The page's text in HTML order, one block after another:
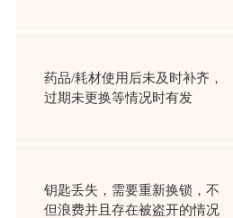
药品/耗材使用后未及时补齐，
过期未更换等情况时有发
钥匙丢失，需要重新换锁，不
但浪费并且存在被盗开的情况